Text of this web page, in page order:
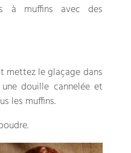
à muffins avec des
mettez le glaçage dans
douille cannelée et
les muffins.